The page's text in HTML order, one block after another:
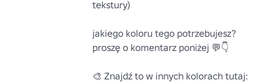
tekstury)
jakiego koloru tego potrzebujesz?
proszę o komentarz poniżej 💬👇